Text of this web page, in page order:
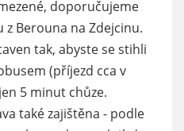
doporučujeme
Berouna na Zdejcinu.
tak, abyste se stihli
(příjezd cca v
5 minut chůze.
také zajištěna - podle